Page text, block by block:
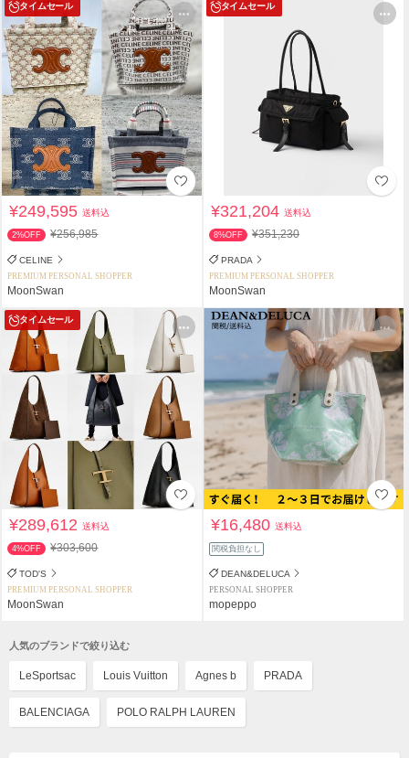
タイムセール
¥249,595送料込
2%OFF ¥256,985
CELINE
PREMIUM PERSONAL SHOPPER
MoonSwan
タイムセール
¥321,204送料込
8%OFF ¥351,230
PRADA
PREMIUM PERSONAL SHOPPER
MoonSwan
タイムセール
¥289,612送料込
4%OFF ¥303,600
TOD'S
PREMIUM PERSONAL SHOPPER
MoonSwan
¥16,480送料込
関税負担なし
DEAN&DELUCA
PERSONAL SHOPPER
mopeppo
人気のブランドで絞り込む
LeSportsac Louis Vuitton Agnes b PRADA
BALENCIAGA POLO RALPH LAUREN